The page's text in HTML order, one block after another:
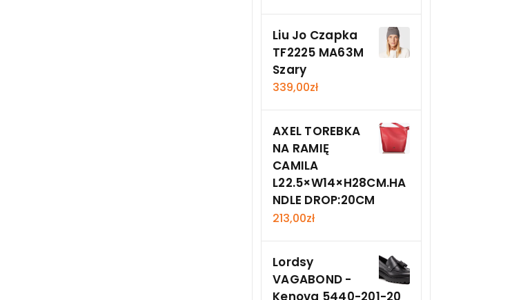
Liu Jo Czapka
TF2225 MA63M
Szary
339,00zł
AXEL TOREBKA
NA RAMIĘ
CAMILA
L22.5×W14×H28CM.HA
NDLE DROP:20CM
213,00zł
Lordsy
VAGABOND -
Kenova 5440-201-20